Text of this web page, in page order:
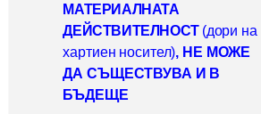
МАТЕРИАЛНАТА
ДЕЙСТВИТЕЛНОСТ (дори на
хартиен носител), НЕ МОЖЕ
ДА СЪЩЕСТВУВА И В
БЪДЕЩЕ